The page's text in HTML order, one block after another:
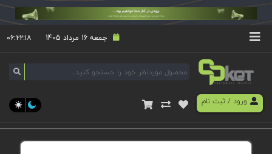
جمعه 16 مرداد 1405 ۰۶:۲۲:۱۸
ورود/ ثبت نام